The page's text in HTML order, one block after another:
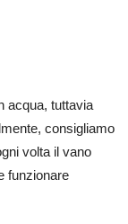
acqua, tuttavia
consigliamo
volta il vano
funzionare